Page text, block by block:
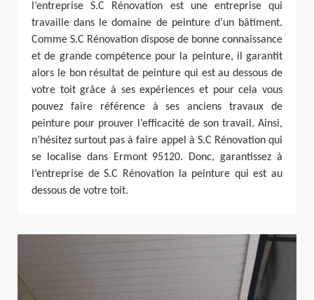
l’entreprise S.C Rénovation est une entreprise qui
travaille dans le domaine de peinture d’un bâtiment.
Comme S.C Rénovation dispose de bonne connaissance
et de grande compétence pour la peinture, il garantit
alors le bon résultat de peinture qui est au dessous de
votre toit grâce à ses expériences et pour cela vous
pouvez faire référence à ses anciens travaux de
peinture pour prouver l’efficacité de son travail. Ainsi,
n’hésitez surtout pas à faire appel à S.C Rénovation qui
se localise dans Ermont 95120. Donc, garantissez à
l’entreprise de S.C Rénovation la peinture qui est au
dessous de votre toit.